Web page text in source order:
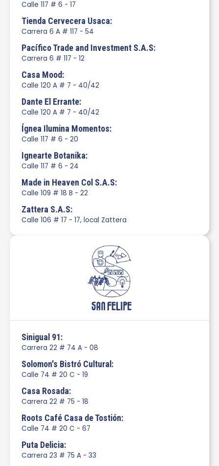
Calle 117 # 6 - 17
Tienda Cervecera Usaca:
Carrera 6 A # 117 - 54
Pacífico Trade and Investment S.A.S:
Carrera 6 # 117 - 12
Casa Mood:
Calle 120 A # 7 - 40/42
Dante El Errante:
Calle 120 A # 7 - 40/42
Ígnea Ilumina Momentos:
Calle 117 # 6 - 20
Ignearte Botanika:
Calle 117 # 6 - 24
Made in Heaven Col S.A.S:
Calle 109 # 18 B - 22
Zattera S.A.S:
Calle 106 # 17 - 17, local Zattera
Sinigual 91:
Carrera 22 # 74 A - 08
Solomon's Bistró Cultural:
Calle 74 # 20 C - 19
Casa Rosada:
Carrera 22 # 75 - 18
Roots Café Casa de Tostión:
Calle 74 # 20 C - 67
Puta Delicia:
Carrera 23 # 75 A - 33